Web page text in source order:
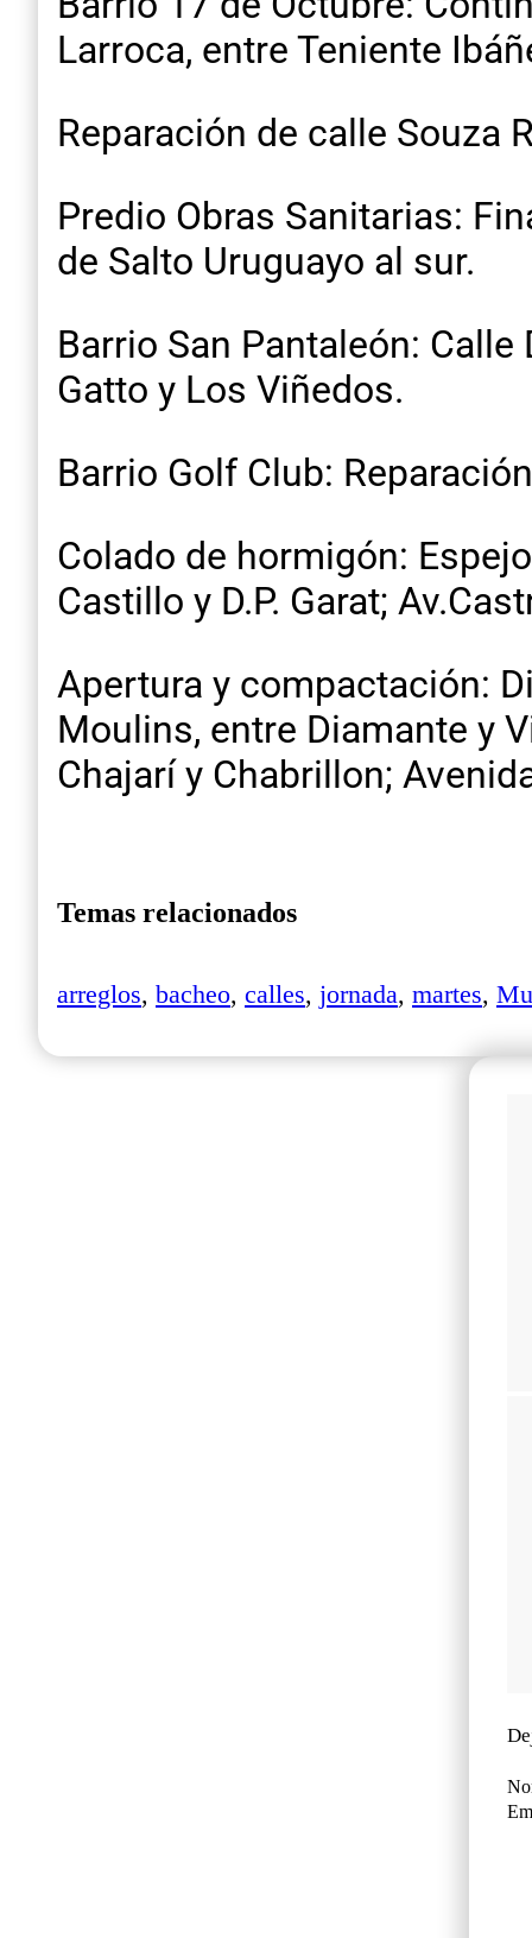
Larroca, entre Teniente
Reparación de calle Souza
Predio Obras Sanitarias:
de Salto Uruguayo al sur.
Barrio San Pantaleón:
Gatto y Los Viñedos.
Barrio Golf Club:
Colado de hormigón:
Castillo y D.P. Garat;
Apertura y compactación:
Moulins, entre Diamante y
Chajarí y Chabrillon;
Temas relacionados
arreglos, bacheo, calles, jornada, martes,